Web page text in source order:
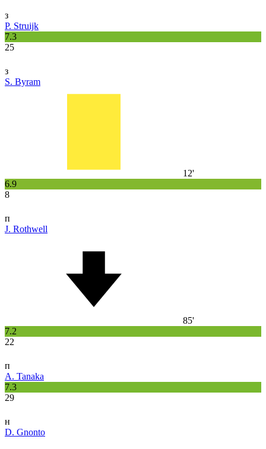
з
P. Struijk
7.3
25
з
S. Byram
12'
6.9
8
п
J. Rothwell
85'
7.2
22
п
A. Tanaka
7.3
29
н
D. Gnonto